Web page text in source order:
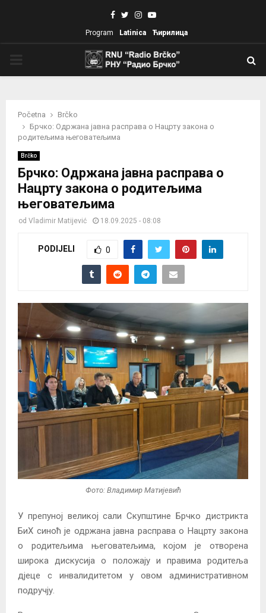
Facebook
TwitterInstagram
Youtube
Program Latinica Ћирилица
Početna
Brčko
Брчко: Одржана јавна расправа о Нацрту закона о
родитељима његоватељима
Brčko
Брчко: Одржана јавна расправа о
Нацрту закона о родитељима
његоватељима
od Vladimir Matijević 18.09.2025 - 08:08
PODIJELI 0
Фото: Владимир Матијевић
У препуној великој сали Скупштине Брчко дистрикта
БиХ синоћ је одржана јавна расправа о Нацрту закона
о родитељима његоватељима, којом је отворена
широка дискусија о положају и правима родитеља
дјеце с инвалидитетом у овом административном
подручју.